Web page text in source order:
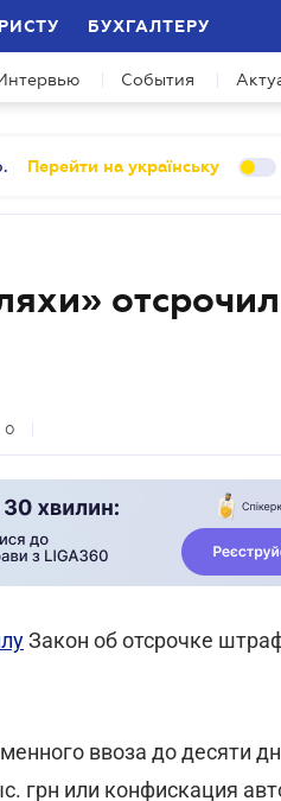
БУХГАЛТЕРУ
События
Перейти на українську
0
Закон об отсрочке
ввоза до десяти
грн или конфискация